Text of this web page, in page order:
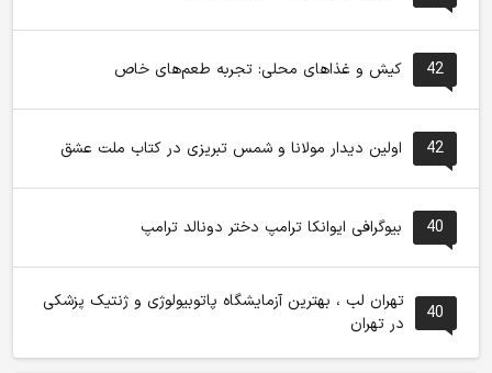
42 کیش و غذاهای محلی: تجربه طعم‌های خاص
42 اولین دیدار مولانا و شمس تبریزی در کتاب ملت عشق
40 بیوگرافی ایوانکا ترامپ دختر دونالد ترامپ
40
تهران لب ، بهترین آزمایشگاه پاتوبیولوژی و ژنتیک پزشکی
در تهران